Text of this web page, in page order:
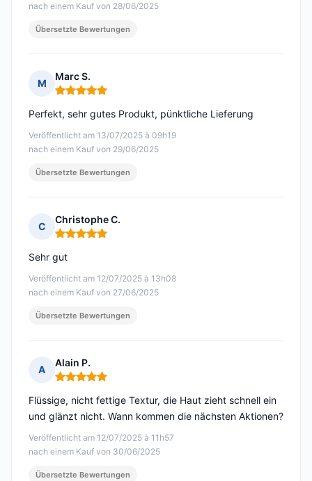
nach einem Kauf von 28/06/2025
Übersetzte Bewertungen
M
Marc S.
Hinweis: 5 von 5
Veröffentlicht am 13/07/2025 à 09h19
nach einem Kauf von 29/06/2025
Perfekt, sehr gutes Produkt, pünktliche Lieferung
Übersetzte Bewertungen
C
Christophe C.
Hinweis: 5 von 5
Veröffentlicht am 12/07/2025 à 13h08
nach einem Kauf von 27/06/2025
Sehr gut
Übersetzte Bewertungen
A
Alain P.
Hinweis: 5 von 5
Veröffentlicht am 12/07/2025 à 11h57
nach einem Kauf von 30/06/2025
Flüssige, nicht fettige Textur, die Haut zieht schnell ein
und glänzt nicht. Wann kommen die nächsten Aktionen?
Übersetzte Bewertungen